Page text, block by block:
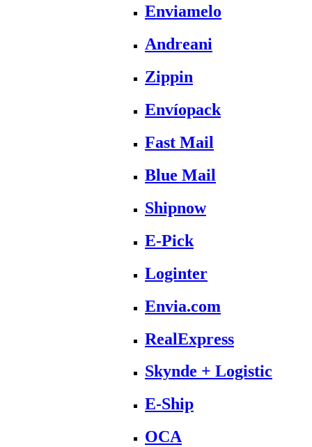
Enviamelo
Andreani
Zippin
Envíopack
Fast Mail
Blue Mail
Shipnow
E-Pick
Loginter
Envia.com
RealExpress
Skynde + Logistic
E-Ship
OCA